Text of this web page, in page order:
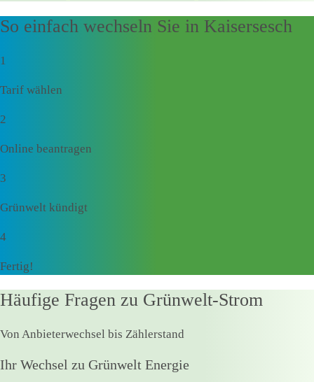
So einfach wechseln Sie in Kaisersesch
1
Tarif wählen
2
Online beantragen
3
Grünwelt kündigt
4
Fertig!
Häufige Fragen zu Grünwelt-Strom
Von Anbieterwechsel bis Zählerstand
Ihr Wechsel zu Grünwelt Energie